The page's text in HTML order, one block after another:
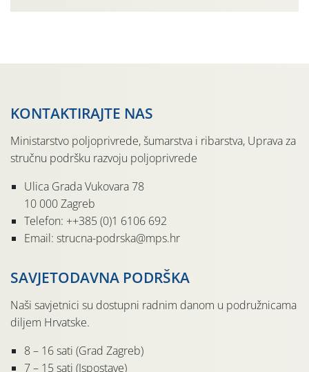
KONTAKTIRAJTE NAS
Ministarstvo poljoprivrede, šumarstva i ribarstva, Uprava za
stručnu podršku razvoju poljoprivrede
Ulica Grada Vukovara 78
10 000 Zagreb
Telefon: ++385 (0)1 6106 692
Email: strucna-podrska@mps.hr
SAVJETODAVNA PODRŠKA
Naši savjetnici su dostupni radnim danom u podružnicama
diljem Hrvatske.
8 – 16 sati (Grad Zagreb)
7 – 15 sati (Ispostave)